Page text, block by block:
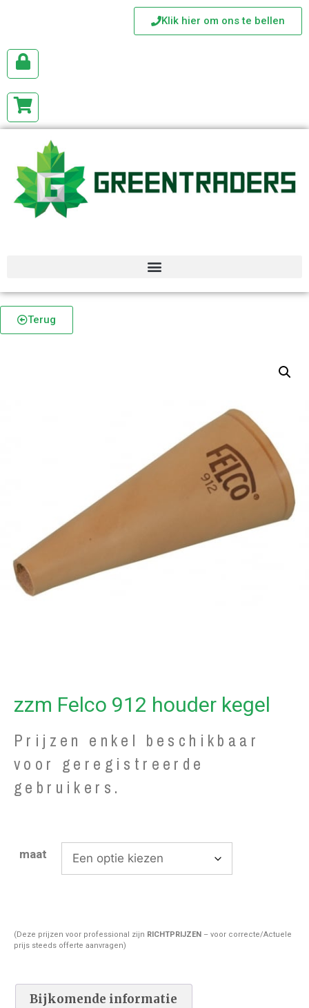
Klik hier om ons te bellen
Terug
zzm Felco 912 houder kegel
Prijzen enkel beschikbaar
voor geregistreerde
gebruikers.
maat
(Deze prijzen voor professional zijn RICHTPRIJZEN – voor correcte/Actuele
prijs steeds offerte aanvragen)
Bijkomende informatie